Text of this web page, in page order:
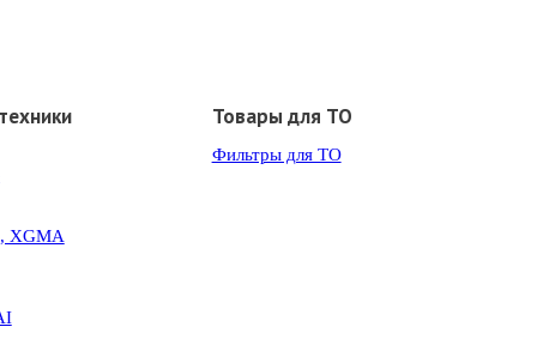
XGMA
Товары для ТО
Фильтры для ТО